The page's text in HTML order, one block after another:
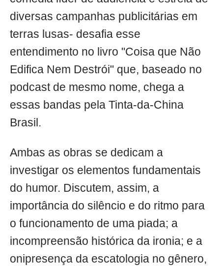
diversas campanhas publicitárias em
terras lusas- desafia esse
entendimento no livro "Coisa que Não
Edifica Nem Destrói" que, baseado no
podcast de mesmo nome, chega a
essas bandas pela Tinta-da-China
Brasil.
Ambas as obras se dedicam a
investigar os elementos fundamentais
do humor. Discutem, assim, a
importância do silêncio e do ritmo para
o funcionamento de uma piada; a
incompreensão histórica da ironia; e a
onipresença da escatologia no gênero,